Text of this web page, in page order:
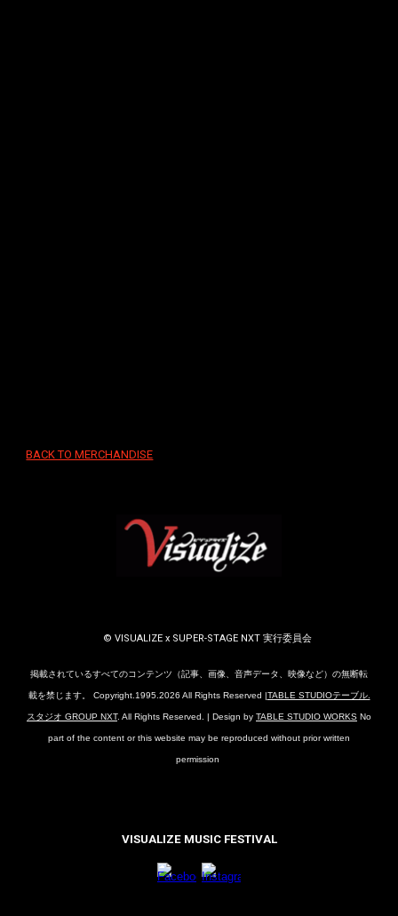
BACK TO MERCHANDISE
© VISUALIZE x SUPER-STAGE NXT 実行委員会
掲載されているすべてのコンテンツ（記事、画像、音声データ、映像など）の無断転
載を禁じます。 Copyright.1995.2026 All Rights Reserved |TABLE STUDIOテーブル.
スタジオ GROUP NXT. All Rights Reserved. | Design by TABLE STUDIO WORKS No
part of the content or this website may be reproduced without prior written
permission
VISUALIZE MUSIC FESTIVAL